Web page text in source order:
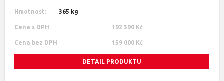
Hmotnost: 365 kg
Cena s DPH 192 390 Kč
Cena bez DPH 159 000 Kč
DETAIL PRODUKTU